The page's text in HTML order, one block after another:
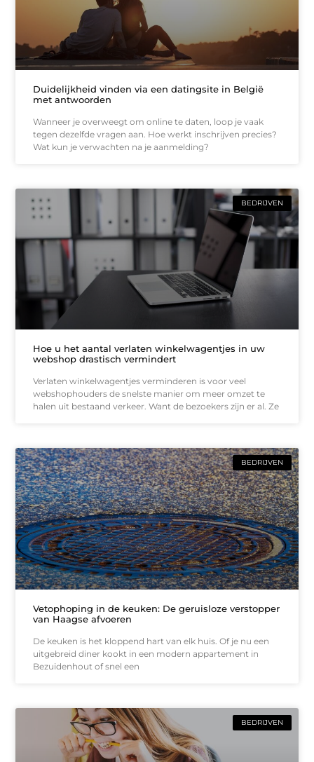
Duidelijkheid vinden via een datingsite in België
met antwoorden
Wanneer je overweegt om online te daten, loop je vaak
tegen dezelfde vragen aan. Hoe werkt inschrijven precies?
Wat kun je verwachten na je aanmelding?
BEDRIJVEN
Hoe u het aantal verlaten winkelwagentjes in uw
webshop drastisch vermindert
Verlaten winkelwagentjes verminderen is voor veel
webshophouders de snelste manier om meer omzet te
halen uit bestaand verkeer. Want de bezoekers zijn er al. Ze
BEDRIJVEN
Vetophoping in de keuken: De geruisloze verstopper
van Haagse afvoeren
De keuken is het kloppend hart van elk huis. Of je nu een
uitgebreid diner kookt in een modern appartement in
Bezuidenhout of snel een
BEDRIJVEN